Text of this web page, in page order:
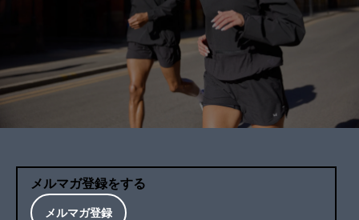
メルマガ登録をする
メルマガ登録